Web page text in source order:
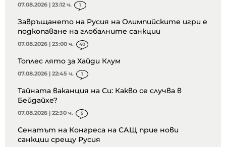
07.08.2026 | 23:12 ч. 1
Завръщането на Русия на Олимпийските игри е
подкопаване на глобалните санкции
07.08.2026 | 23:00 ч. 40
Топлес лято за Хайди Клум
07.08.2026 | 22:45 ч. 1
Тайната ваканция на Си: Какво се случва в
Бейдайхе?
07.08.2026 | 22:30 ч. 5
Сенатът на Конгреса на САЩ прие нови
санкции срещу Русия